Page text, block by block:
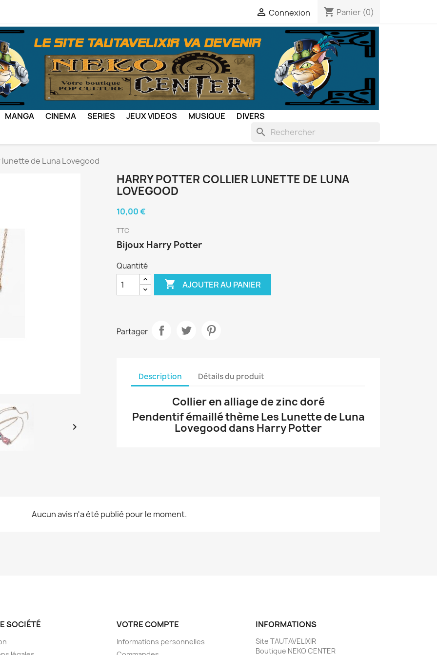
 Connexion shopping_cart Panier (0)
MANGA CINEMA SERIES JEUX VIDEOS MUSIQUE DIVERS
search
lunette de Luna Lovegood

HARRY POTTER COLLIER LUNETTE DE LUNA
LOVEGOOD
10,00 €
TTC
Bijoux Harry Potter
Quantité
 AJOUTER AU PANIER
Partager
Description Détails du produit
Collier en alliage de zinc doré
Pendentif émaillé thème Les Lunette de Luna
Lovegood dans Harry Potter
Aucun avis n'a été publié pour le moment.
SOCIÉTÉ VOTRE COMPTE
Informations personnelles
INFORMATIONS
Site TAUTAVELIXIR
Boutique NEKO CENTER